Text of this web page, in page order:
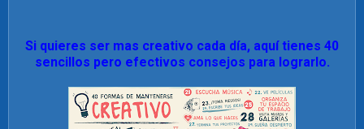
Si quieres ser mas creativo cada día, aquí tienes 40
sencillos pero efectivos consejos para lograrlo.